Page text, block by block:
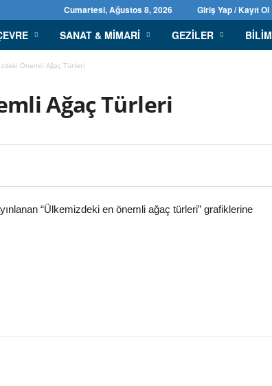
Cumartesi, Ağustos 8, 2026 Giriş Yap / Kayıt Ol
SANAT & MIMARI GEZILER BILIM
Önemli Ağaç Türleri
Ağaç Türleri
“Ülkemizdeki en önemli ağaç türleri” grafiklerine